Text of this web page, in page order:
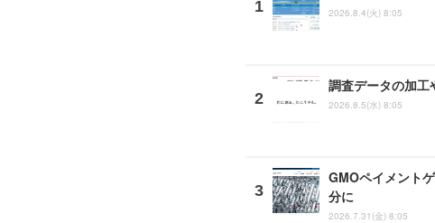
2026.8.4(火) 8:05
調査データの加工
2026.8.5(水) 8:05
GMOペイメント
分に
2026.7.31(金) 8:05